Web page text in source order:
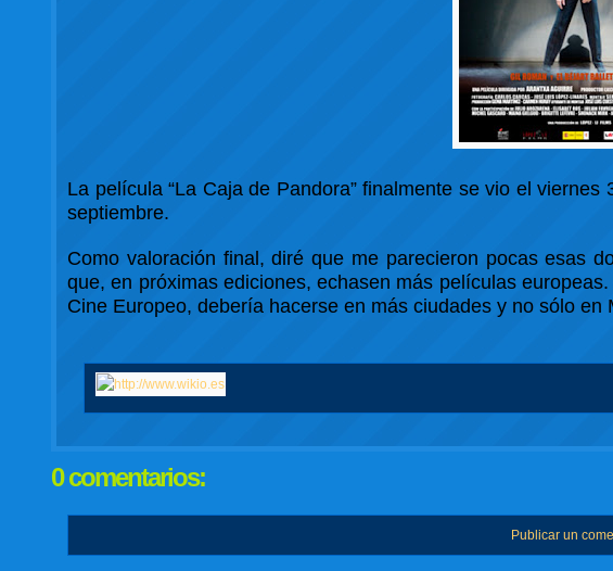
La película “La Caja de Pandora” finalmente se vio el
septiembre.
Como valoración final, diré que me parecieron pocas esas
que, en próximas ediciones, echasen más películas
Cine Europeo, debería hacerse en más ciudades y no sólo
0 comentarios:
Publicar un